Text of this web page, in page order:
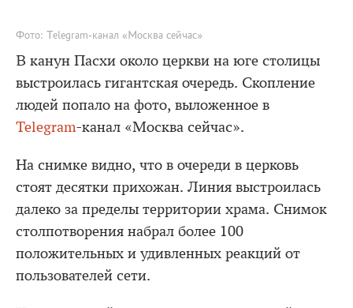
Фото: Telegram-канал «Москва сейчас»
В канун Пасхи около церкви на юге столицы
выстроилась гигантская очередь. Скопление
людей попало на фото, выложенное в
Telegram-канал «Москва сейчас».
На снимке видно, что в очереди в церковь
стоят десятки прихожан. Линия выстроилась
далеко за пределы территории храма. Снимок
столпотворения набрал более 100
положительных и удивленных реакций от
пользователей сети.